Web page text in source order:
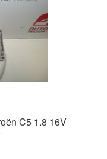
C5 1.8 16V